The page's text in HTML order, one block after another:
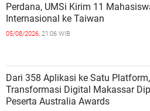
Perdana, UMSi Kirim 11
Internasional ke Taiwan
05/08/2026, 21:06 WIB
Dari 358 Aplikasi ke Satu Platform,
Transformasi Digital Makassar
Peserta Australia Awards